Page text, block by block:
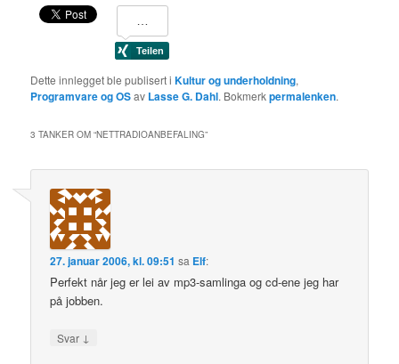
Dette innlegget ble publisert iKultur og underholdning,
Programvare og OSav Lasse G. Dahl. Bokmerkpermalenken.
3 TANKER OM “NETTRADIOANBEFALING”
27. januar 2006, kl. 09:51 sa Elf:
Perfekt når jeg er lei av mp3-samlinga og cd-ene jeg har
på jobben.
Svar ↓